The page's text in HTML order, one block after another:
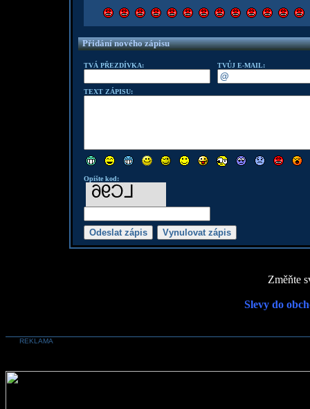
Přidání nového zápisu
TVÁ PŘEZDÍVKA: TVŮJ E-MAIL:
TEXT ZÁPISU:
Opište kod:
Změňte
Slevy do
REKLAMA